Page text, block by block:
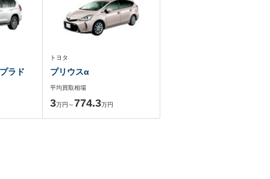
ラド
トヨタ
プリウスα
平均買取相場
3万円～774.3万円